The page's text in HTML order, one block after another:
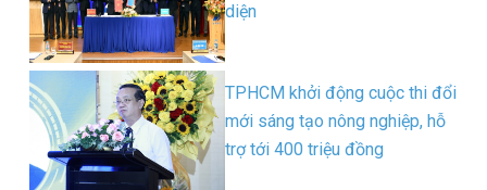
diện
TPHCM khởi động cuộc thi đổi
mới sáng tạo nông nghiệp, hỗ
trợ tới 400 triệu đồng